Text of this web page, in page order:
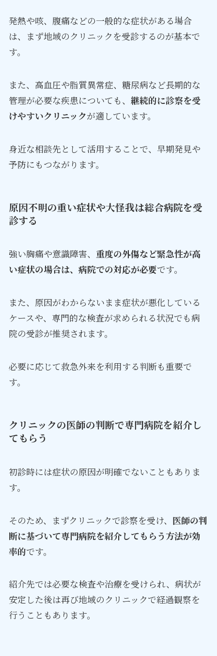
発熱や咳、腹痛などの一般的な症状がある場合
は、まず地域のクリニックを受診するのが基本で
す。
また、高血圧や脂質異常症、糖尿病など長期的な
管理が必要な疾患についても、 継続的に診察を受
けやすいクリニックが適しています。
身近な相談先として活用することで、早期発見や
予防にもつながります。
原因不明の重い症状や大怪我は総合病院を受
診する
強い胸痛や意識障害、 重度の外傷など緊急性が高
い症状の場合は、病院での対応が必要です。
また、原因がわからないまま症状が悪化している
ケースや、専門的な検査が求められる状況でも病
院の受診が推奨されます。
必要に応じて救急外来を利用する判断も重要で
す。
クリニックの医師の判断で専門病院を紹介し
てもらう
初診時には症状の原因が明確でないこともありま
す。
そのため、まずクリニックで診察を受け、 医師の判
断に基づいて専門病院を紹介してもらう方法が効
率的です。
紹介先では必要な検査や治療を受けられ、病状が
安定した後は再び地域のクリニックで経過観察を
行うこともあります。